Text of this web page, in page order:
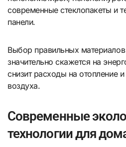
современные стеклопакеты и
панели.
Выбор правильных материалов
значительно скажется на
снизит расходы на отопление
воздуха.
Современные
технологии для